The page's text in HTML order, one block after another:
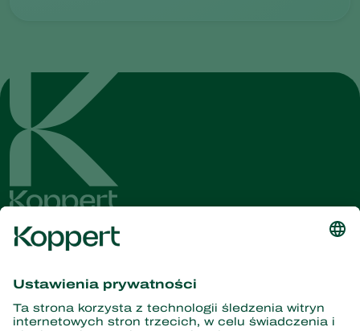
Dostęp do najnowszych
wiadomości i informacji